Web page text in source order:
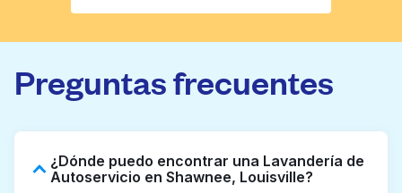
Preguntas frecuentes
¿Dónde puedo encontrar una Lavandería de
Autoservicio en Shawnee, Louisville?